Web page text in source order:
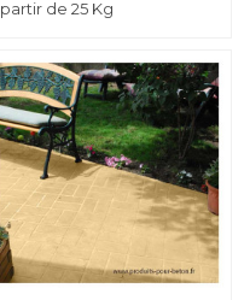
partir de 25 Kg